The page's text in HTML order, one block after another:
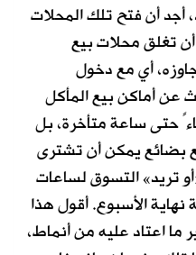
أجد أن فتح تلك المحلات
تغلق محلات بيع
أي مع دخول
عن أماكن بيع المأكل
حتى ساعة متأخرة، بل
بضائع يمكن أن تشترى
تريد» التسوق لساعات
الأسبوع. أقول هذا
ما اعتاد عليه من أنماط،